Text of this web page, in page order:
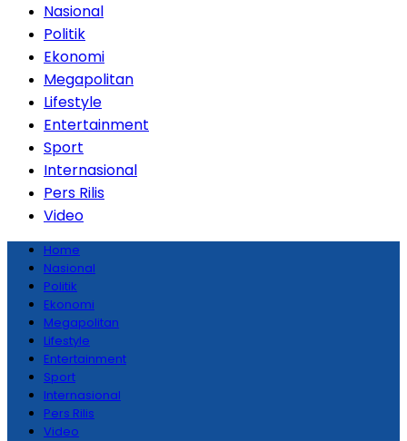
Nasional
Politik
Ekonomi
Megapolitan
Lifestyle
Entertainment
Sport
Internasional
Pers Rilis
Video
Home
Nasional
Politik
Ekonomi
Megapolitan
Lifestyle
Entertainment
Sport
Internasional
Pers Rilis
Video